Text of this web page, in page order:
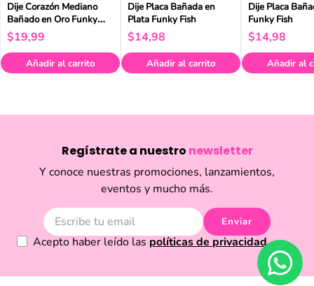
Dije Corazón Mediano
Bañado en Oro Funky
Fish
$19,99
Añadir al carrito
Dije Placa Bañada en
Plata Funky Fish
$14,98
Añadir al carrito
Dije Placa
Funky Fish
$14,98
Añadir al
Regístrate a nuestro newsletter
Y conoce nuestras promociones, lanzamientos,
eventos y mucho más.
Enviar
Acepto haber leído las políticas de privacidad.